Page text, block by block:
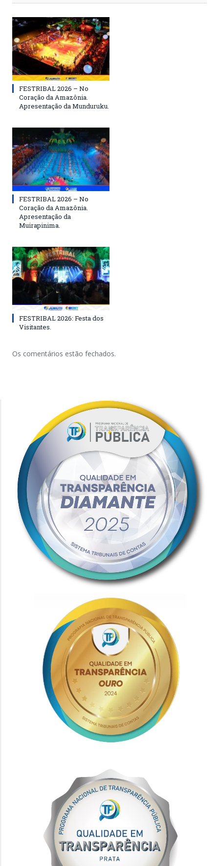
FESTRIBAL 2026 – No
Coração da Amazônia.
Apresentação da Munduruku.
FESTRIBAL 2026 – No
Coração da Amazônia.
Apresentação da
Muirapinima.
FESTRIBAL 2026: Festa dos
Visitantes.
Os comentários estão fechados.